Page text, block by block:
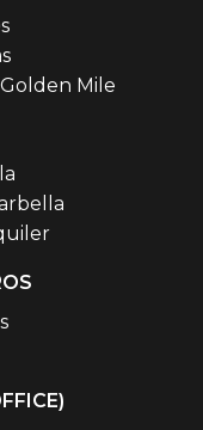
Mile